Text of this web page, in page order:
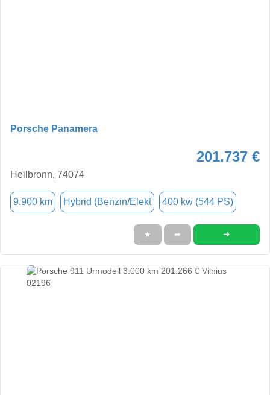
Porsche Panamera
201.737 €
Heilbronn, 74074
9.900 km Hybrid (Benzin/Elekt 400 kw (544 PS)
★ ➦ ➜